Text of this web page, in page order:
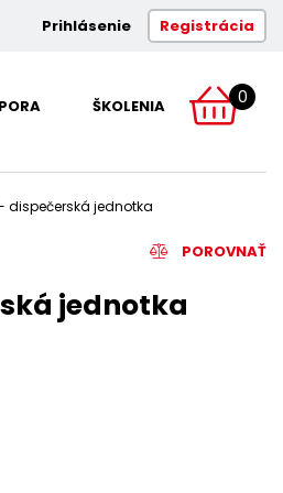
Prihlásenie Registrácia
ŠKOLENIA 0
dispečerská jednotka
POROVNAŤ
jednotka